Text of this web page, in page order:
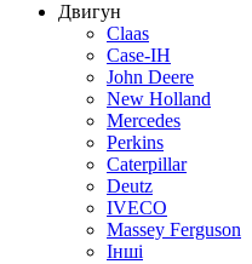
Двигун
Claas
Case-IH
John Deere
New Holland
Mercedes
Perkins
Caterpillar
Deutz
IVECO
Massey Ferguson
Інші